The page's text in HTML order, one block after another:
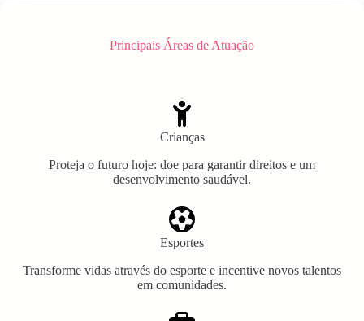
Principais Áreas de Atuação
Crianças
Proteja o futuro hoje: doe para garantir direitos e um
desenvolvimento saudável.
Esportes
Transforme vidas através do esporte e incentive novos talentos
em comunidades.